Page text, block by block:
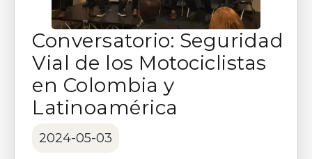
Conversatorio: Seguridad
Vial de los Motociclistas
en Colombia y
Latinoamérica
2024-05-03